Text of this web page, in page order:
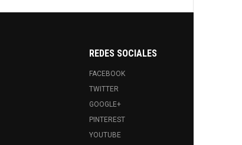
REDES SOCIALES
FACEBOOK
TWITTER
GOOGLE+
PINTEREST
YOUTUBE